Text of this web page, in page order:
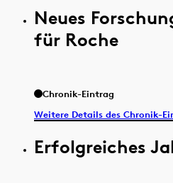
Neues
für Roche
Chronik-Eintrag
Weitere Details des Chronik-
Erfolgreiches